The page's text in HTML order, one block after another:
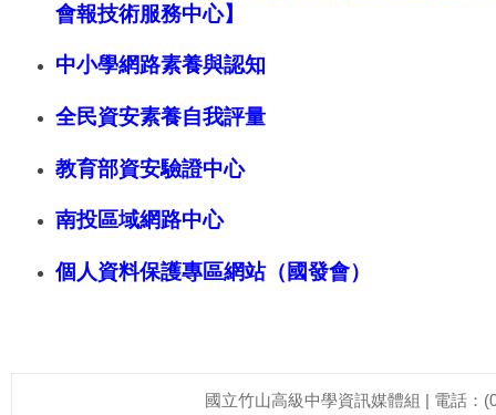
會報技術服務中心】
中小學網路素養與認知
全民資安素養自我評量
教育部資安驗證中心
南投區域網路中心
個人資料保護專區網站（國發會）
國立竹山高級中學資訊媒體組 | 電話：